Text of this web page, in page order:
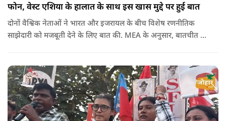
फोन, वेस्ट एशिया के हालात के साथ इस खास मुद्दे पर हुई बात
दोनों वैश्विक नेताओं ने भारत और इजरायल के बीच विशेष रणनीतिक
साझेदारी को मजबूती देने के ल‍िए बात की. MEA के अनुसार, बातचीत की